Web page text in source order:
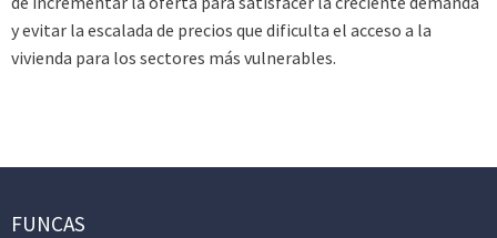
y evitar la escalada de precios que dificulta el acceso a la
vivienda para los sectores más vulnerables.
FUNCAS